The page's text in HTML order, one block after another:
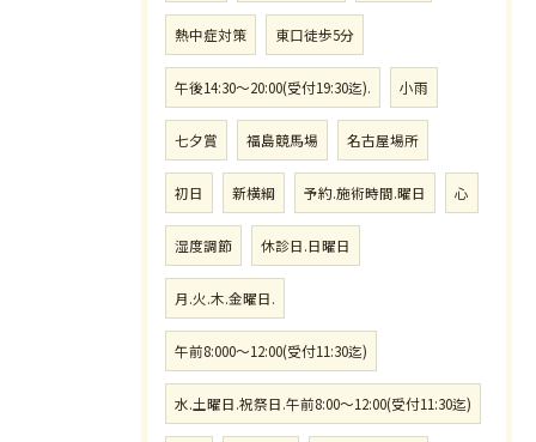
熱中症対策 東口徒歩5分
午後14:30〜20:00(受付19:30迄). 小雨
七夕賞 福島競馬場 名古屋場所
初日 新横綱 予約.施術時間.曜日 心
湿度調節 休診日.日曜日
月.火.木.金曜日.
午前8:000〜12:00(受付11:30迄)
水.土曜日.祝祭日.午前8:00〜12:00(受付11:30迄)